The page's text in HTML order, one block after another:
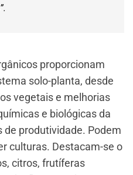
proporcionam
solo-planta, desde
vegetais e melhorias
e biológicas da
produtividade. Podem
culturas. Destacam-se o
citros, frutíferas